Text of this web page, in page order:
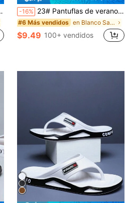
-16% 23# Pantuflas de verano talla grande 39-48 para hombres, zapatos casuales cómodos para exteriores, ligeros y antideslizantes, pantuflas para el hogar duraderas y transpirables, sandalias para hombres para uso diario en exteriores (patrón asimétrico). La suela de esta pantufla está hecha de material EVA y no debe exponerse a la luz solar por mucho tiempo, de lo contrario el zapato se encogerá.
#6 Más vendidos en Blanco Sandalias de hombre
$9.49 100+ vendidos